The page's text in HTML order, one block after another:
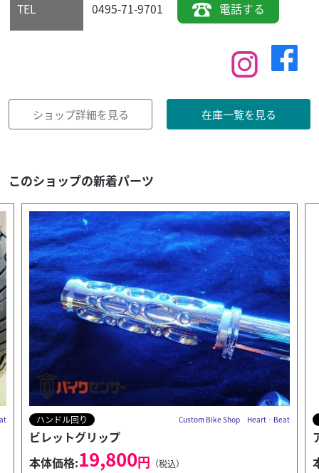
TEL 0495-71-9701 電話する
ショップ詳細を見る 在庫一覧を見る
このショップの新着パーツ
外装関連 Custom Bike Shop Heart‐Beat
アルミストレッチタンク バフ無
本体価格:82,500円 （税込）